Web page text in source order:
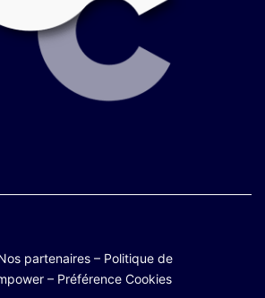
partenaires – Politique de
– Préférence Cookies